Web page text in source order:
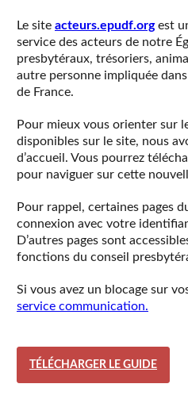
Le site acteurs.epudf.org est
service des acteurs de notre
presbytéraux, trésoriers,
autre personne impliquée
de France.
Pour mieux vous orienter sur
disponibles sur le site, nous
d’accueil. Vous pourrez
pour naviguer sur cette
Pour rappel, certaines pages
connexion avec votre
D’autres pages sont
fonctions du conseil
Si vous avez un blocage sur
service communication.
TÉLÉCHARGER LE GUIDE